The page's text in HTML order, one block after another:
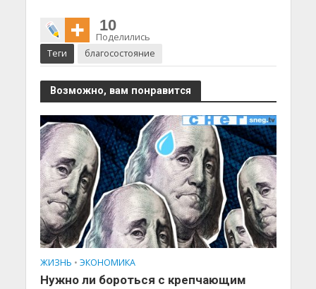
10
Поделились
Теги благосостояние
Возможно, вам понравится
ЖИЗНЬ • ЭКОНОМИКА
Нужно ли бороться с крепчающим